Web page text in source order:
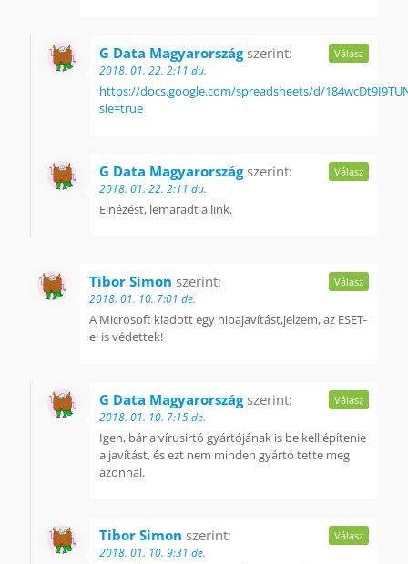
G Data Magyarország szerint:
2018. 01. 22. 2:11 du.
https://docs.google.com/spreadsheets/d/
sle=true
Válasz
G Data Magyarország szerint:
2018. 01. 22. 2:11 du.
Elnézést, lemaradt a link.
Válasz
Tibor Simon szerint:
2018. 01. 10. 7:01 de.
A Microsoft kiadott egy hibajavítást,jelzem, az ESET-
el is védettek!
Válasz
G Data Magyarország szerint:
2018. 01. 10. 7:15 de.
Igen, bár a vírusirtó gyártójának is be kell építenie
a javítást, és ezt nem minden gyártó tette meg
azonnal.
Válasz
Tibor Simon szerint:
2018. 01. 10. 9:31 de.
Válasz